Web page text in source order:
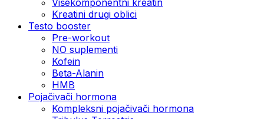
Kreatini drugi oblici
Testo booster
Pre-workout
NO suplementi
Kofein
Beta-Alanin
HMB
Pojačivači hormona
Kompleksni pojačivači hormona